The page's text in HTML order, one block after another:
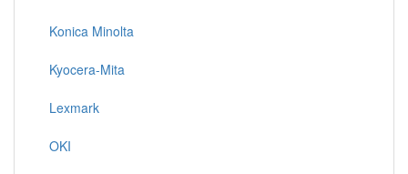
Konica Minolta
Kyocera-Mita
Lexmark
OKI